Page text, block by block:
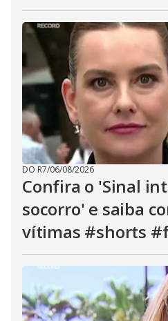
DO R7/06/08/2026
Confira o 'Sinal
socorro' e saiba
vítimas #shorts